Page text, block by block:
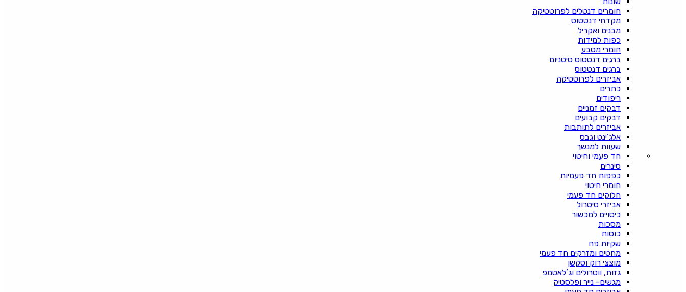
חומרים דנטלים לפרוטטיקה
מקדחי דנטטוס
מבנים ואקריל
כפות למידות
חומרי מטבע
ברגים דנטטוס טיטניום
ברגים דנטטוס
אביזרים לפרוטטיקה
כתרים
ריפודים
דבקים זמניים
דבקים קבועים
אביזרים לתותבות
אלג’ינט וגבס
שעוות למנשך
חד פעמי וחיטוי
סינרים
כפפות חד פעמיות
חומרי חיטוי
חלוקים חד פעמי
אביזרי סיטרול
כיסויים למכשור
מסכות
כוסות
שקיות פח
מחטים ומזרקים חד פעמי
מוצצי רוק וסקשן
גזות, ווטרולים וג’לאטמפ
מגשים- נייר ופלסטיק